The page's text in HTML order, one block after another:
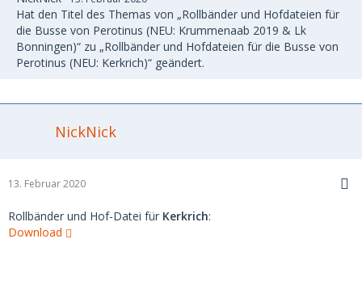
Hat den Titel des Themas von „Rollbänder und Hofdateien für
die Busse von Perotinus (NEU: Krummenaab 2019 & Lk
Bonningen)“ zu „Rollbänder und Hofdateien für die Busse von
Perotinus (NEU: Kerkrich)“ geändert.
NickNick
13. Februar 2020
Rollbänder und Hof-Datei für Kerkrich:
Download